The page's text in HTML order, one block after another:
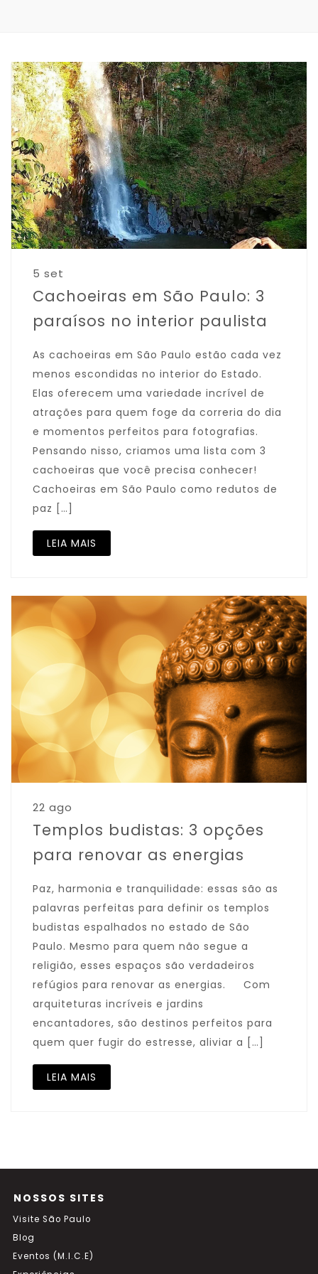
5 set
Cachoeiras em São Paulo: 3
paraísos no interior paulista
As cachoeiras em São Paulo estão cada vez
menos escondidas no interior do Estado.
Elas oferecem uma variedade incrível de
atrações para quem foge da correria do dia
e momentos perfeitos para fotografias.
Pensando nisso, criamos uma lista com 3
cachoeiras que você precisa conhecer!
Cachoeiras em São Paulo como redutos de
paz […]
LEIA MAIS
22 ago
Templos budistas: 3 opções
para renovar as energias
Paz, harmonia e tranquilidade: essas são as
palavras perfeitas para definir os templos
budistas espalhados no estado de São
Paulo. Mesmo para quem não segue a
religião, esses espaços são verdadeiros
refúgios para renovar as energias. Com
arquiteturas incríveis e jardins
encantadores, são destinos perfeitos para
quem quer fugir do estresse, aliviar a […]
LEIA MAIS
NOSSOS SITES
Visite São Paulo
Blog
Eventos (M.I.C.E)